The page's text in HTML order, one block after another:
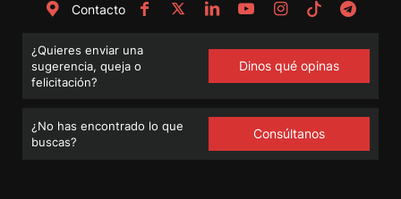
Contacto
¿Quieres enviar una
sugerencia, queja o
felicitación?
Dinos qué opinas
¿No has encontrado lo que
buscas?
Consúltanos